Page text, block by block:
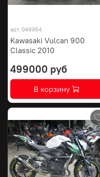
арт. 049954
Kawasaki Vulcan 900
Classic 2010
499000 руб
В корзину